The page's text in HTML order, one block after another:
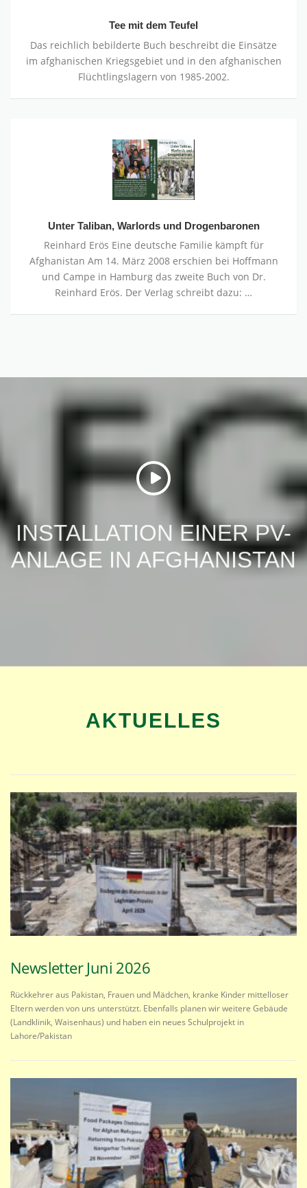
Tee mit dem Teufel
Das reichlich bebilderte Buch beschreibt die Einsätze
im afghanischen Kriegsgebiet und in den afghanischen
Flüchtlingslagern von 1985-2002.
Unter Taliban, Warlords und Drogenbaronen
Reinhard Erös Eine deutsche Familie kämpft für
Afghanistan Am 14. März 2008 erschien bei Hoffmann
und Campe in Hamburg das zweite Buch von Dr.
Reinhard Erös. Der Verlag schreibt dazu: …
INSTALLATION EINER PV-
ANLAGE IN AFGHANISTAN
AKTUELLES
Newsletter Juni 2026
Rückkehrer aus Pakistan, Frauen und Mädchen, kranke Kinder mittelloser
Eltern werden von uns unterstützt. Ebenfalls planen wir weitere Gebäude
(Landklinik, Waisenhaus) und haben ein neues Schulprojekt in
Lahore/Pakistan